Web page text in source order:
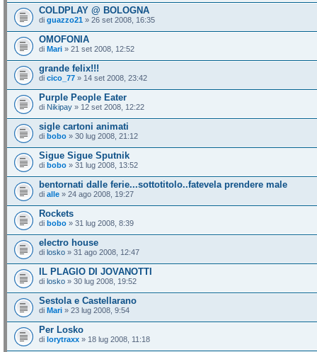
COLDPLAY @ BOLOGNA
di guazzo21 » 26 set 2008, 16:35
OMOFONIA
di Mari » 21 set 2008, 12:52
grande felix!!!
di cico_77 » 14 set 2008, 23:42
Purple People Eater
di Nikipay » 12 set 2008, 12:22
sigle cartoni animati
di bobo » 30 lug 2008, 21:12
Sigue Sigue Sputnik
di bobo » 31 lug 2008, 13:52
bentornati dalle ferie...sottotitolo..fatevela prendere male
di alle » 24 ago 2008, 19:27
Rockets
di bobo » 31 lug 2008, 8:39
electro house
di losko » 31 ago 2008, 12:47
IL PLAGIO DI JOVANOTTI
di losko » 30 lug 2008, 19:52
Sestola e Castellarano
di Mari » 23 lug 2008, 9:54
Per Losko
di lorytraxx » 18 lug 2008, 11:18